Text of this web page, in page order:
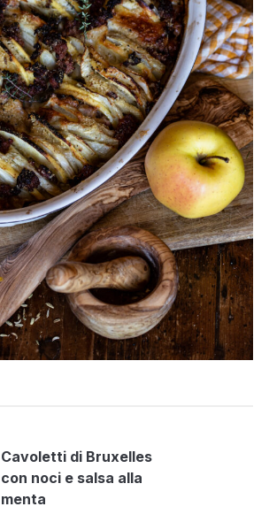
Cavoletti di Bruxelles
con noci e salsa alla
menta